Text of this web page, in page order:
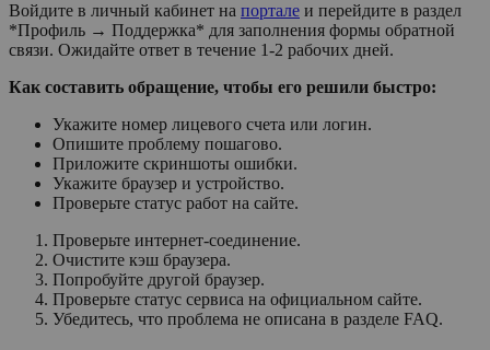
Войдите в личный кабинет на портале и перейдите в раздел
*Профиль → Поддержка* для заполнения формы обратной
связи. Ожидайте ответ в течение 1-2 рабочих дней.
Как составить обращение, чтобы его решили быстро:
Укажите номер лицевого счета или логин.
Опишите проблему пошагово.
Приложите скриншоты ошибки.
Укажите браузер и устройство.
Проверьте статус работ на сайте.
Проверьте интернет-соединение.
Очистите кэш браузера.
Попробуйте другой браузер.
Проверьте статус сервиса на официальном сайте.
Убедитесь, что проблема не описана в разделе FAQ.